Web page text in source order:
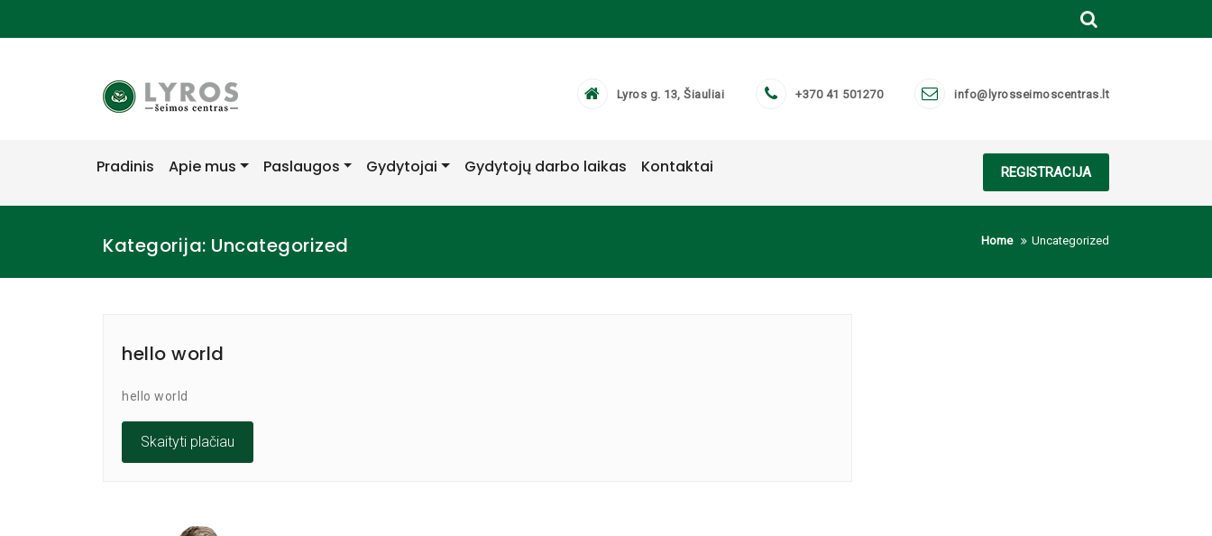
Lyros g. 13, Šiauliai +370 41 501270 info@lyrosseimoscentras.lt
Pradinis Apie mus Paslaugos Gydytojai Gydytojų darbo laikas Kontaktai REGISTRACIJA
Kategorija: Uncategorized Home Uncategorized
hello world
hello world
Skaityti plačiau